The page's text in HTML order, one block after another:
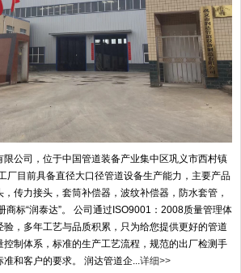
公司，位于中国管道装备产业集中区巩义市西村镇
厂目前具备直径大口径管道设备生产能力，主要产品
传力接头，套筒补偿器，波纹补偿器，防水套管，
商标“润泰达”。 公司通过ISO9001：2008质量管理体
，多年工艺与品质积累，只为给您提供更好的管道
控制体系，标准的生产工艺流程，规范的出厂检测手
和客户的要求。 润达管道企...详细>>